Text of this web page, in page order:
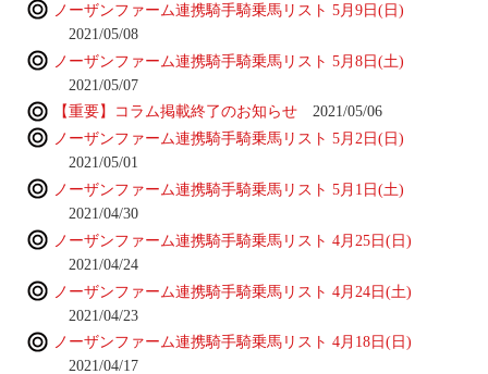
ノーザンファーム連携騎手騎乗馬リスト 5月9日(日)
2021/05/08
ノーザンファーム連携騎手騎乗馬リスト 5月8日(土)
2021/05/07
【重要】コラム掲載終了のお知らせ
2021/05/06
ノーザンファーム連携騎手騎乗馬リスト 5月2日(日)
2021/05/01
ノーザンファーム連携騎手騎乗馬リスト 5月1日(土)
2021/04/30
ノーザンファーム連携騎手騎乗馬リスト 4月25日(日)
2021/04/24
ノーザンファーム連携騎手騎乗馬リスト 4月24日(土)
2021/04/23
ノーザンファーム連携騎手騎乗馬リスト 4月18日(日)
2021/04/17